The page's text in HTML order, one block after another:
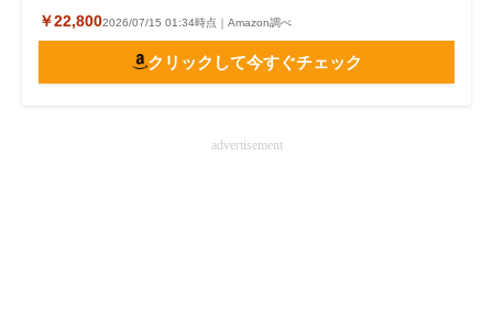
￥22,8002026/07/15 01:34時点｜Amazon調べ
クリックして今すぐチェック
advertisement